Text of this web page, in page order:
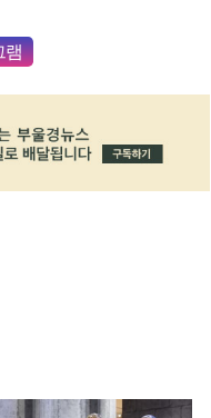
램